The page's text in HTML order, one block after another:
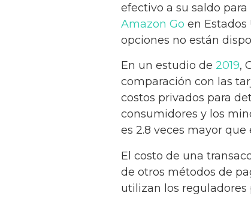
efectivo a su saldo
Amazon Go en
opciones no están
En un estudio de 2019,
comparación con las
costos privados para
consumidores y los
es 2.8 veces mayor
El costo de una
de otros métodos de
utilizan los reguladores